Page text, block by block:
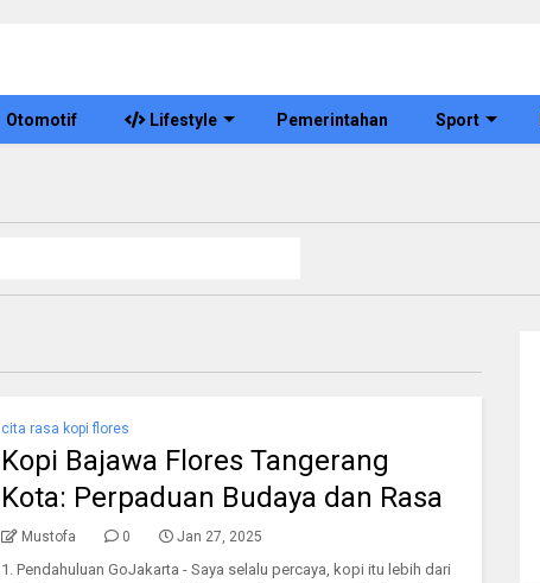
Otomotif Lifestyle Pemerintahan Sport
cita rasa kopi flores
Kopi Bajawa Flores Tangerang
Kota: Perpaduan Budaya dan Rasa
Mustofa 0 Jan 27, 2025
1. Pendahuluan GoJakarta - Saya selalu percaya, kopi itu lebih dari